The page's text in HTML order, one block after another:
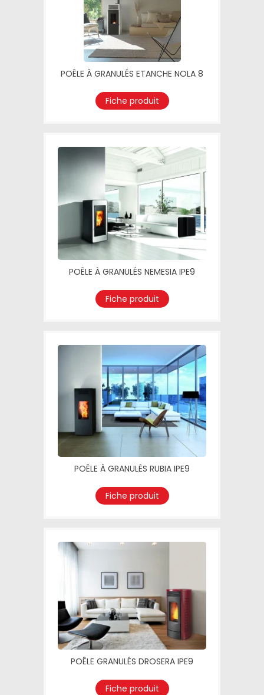
POÊLE À GRANULÉS ETANCHE NOLA 8
Fiche produit
POÊLE À GRANULÉS NEMESIA IPE9
Fiche produit
POÊLE À GRANULÉS RUBIA IPE9
Fiche produit
POÊLE GRANULÉS DROSERA IPE9
Fiche produit